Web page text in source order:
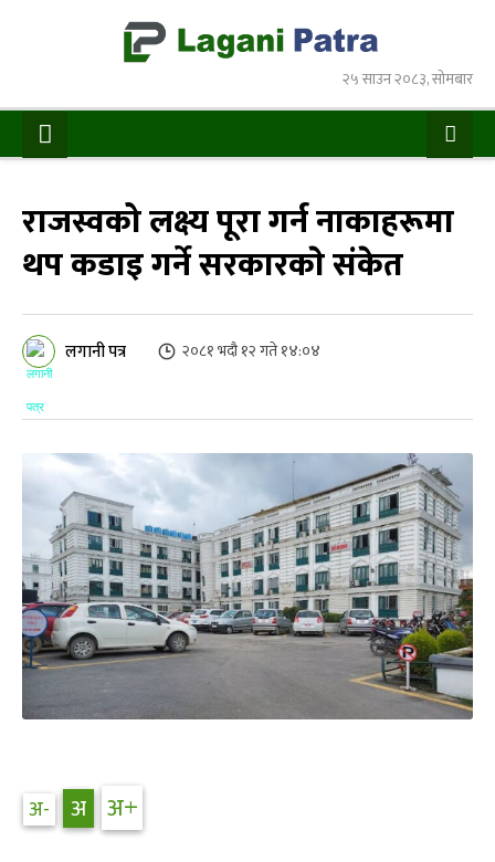
२५ साउन २०८३, सोमबार
राजस्वको लक्ष्य पूरा गर्न नाकाहरूमा
थप कडाइ गर्ने सरकारकाे संकेत
लगानी पत्र २०८१ भदौ १२ गते १४:०४